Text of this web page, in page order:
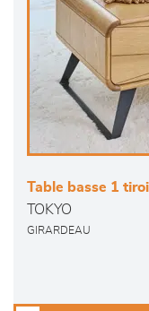
Table basse 1
TOKYO
GIRARDEAU